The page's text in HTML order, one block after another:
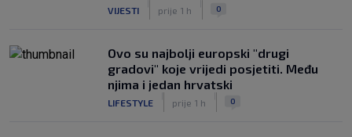
VIJESTI prije 1 h 0
Ovo su najbolji europski "drugi
gradovi" koje vrijedi posjetiti. Među
njima i jedan hrvatski
LIFESTYLE prije 1 h 0